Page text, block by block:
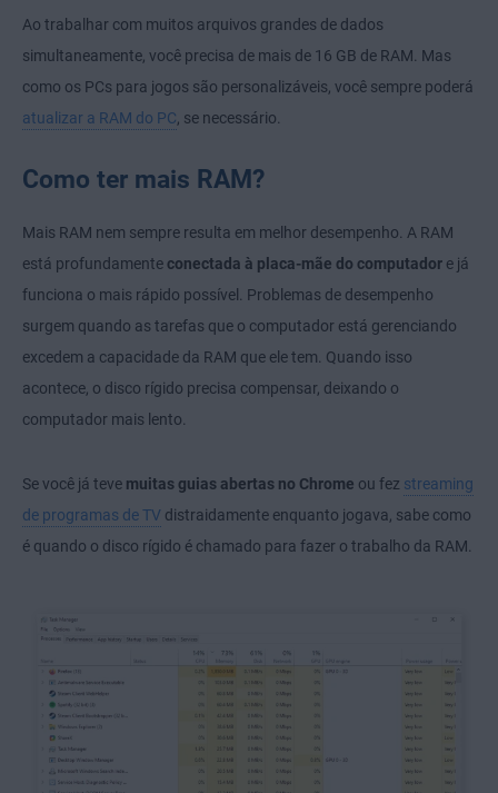
Ao trabalhar com muitos arquivos grandes de dados
simultaneamente, você precisa de mais de 16 GB de RAM. Mas
como os PCs para jogos são personalizáveis, você sempre poderá
atualizar a RAM do PC , se necessário.
Como ter mais RAM?
Mais RAM nem sempre resulta em melhor desempenho. A RAM
está profundamente conectada à placa-mãe do computador e já
funciona o mais rápido possível. Problemas de desempenho
surgem quando as tarefas que o computador está gerenciando
excedem a capacidade da RAM que ele tem. Quando isso
acontece, o disco rígido precisa compensar, deixando o
computador mais lento.
Se você já teve muitas guias abertas no Chrome ou fez streaming
de programas de TV distraidamente enquanto jogava, sabe como
é quando o disco rígido é chamado para fazer o trabalho da RAM.